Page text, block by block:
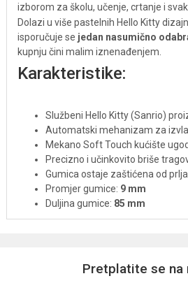
izborom za školu, učenje, crtanje i
Dolazi u više pastelnih Hello Kitty
isporučuje se jedan nasumično
kupnju čini malim iznenađenjem.
Karakteristike:
Službeni Hello Kitty (Sanrio)
Automatski mehanizam za
Mekano Soft Touch kućište
Precizno i učinkovito briše
Gumica ostaje zaštićena od
Promjer gumice: 9 mm
Duljina gumice: 85 mm
Idealna za školu, ured i
Savršen je dodatak svakoj Hello Kitty
Pretplatite se na